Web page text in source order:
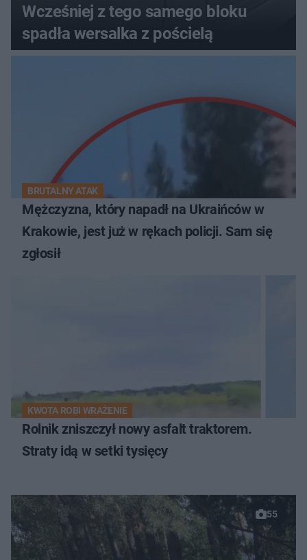
Wcześniej z tego samego bloku
spadła wersalka z pościelą
BRUTALNY ATAK
Mężczyzna, który napadł na Ukraińców w
Krakowie, jest już w rękach policji. Sam się
zgłosił
KWOTA ROBI WRAŻENIE
Rolnik zniszczył nowy asfalt traktorem.
Straty idą w setki tysięcy
55